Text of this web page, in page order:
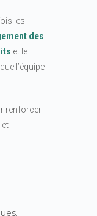
les
des
et le
l’équipe
renforcer